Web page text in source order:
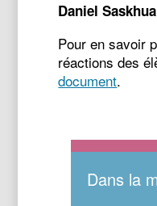
Daniel
Pour en savoir
réactions des
document.
Dans la